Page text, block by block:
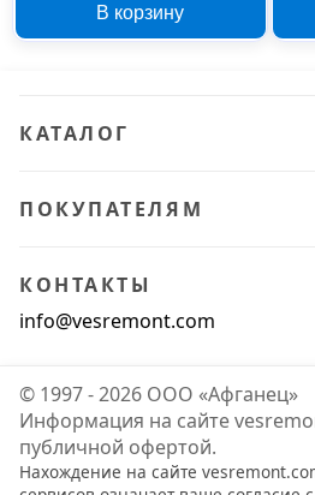
В корзину
КАТАЛОГ
ПОКУПАТЕЛЯМ
КОНТАКТЫ
info@vesremont.com
© 1997 - 2026 ООО «Афганец»
Информация на сайте
публичной офертой.
Нахождение на сайте